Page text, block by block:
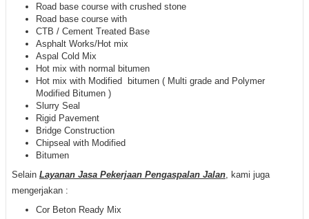
Road base course with crushed stone
Road base course with
CTB / Cement Treated Base
Asphalt Works/Hot mix
Aspal Cold Mix
Hot mix with normal bitumen
Hot mix with Modified bitumen ( Multi grade and Polymer
Modified Bitumen )
Slurry Seal
Rigid Pavement
Bridge Construction
Chipseal with Modified
Bitumen
Selain Layanan Jasa Pekerjaan Pengaspalan Jalan, kami juga
mengerjakan :
Cor Beton Ready Mix